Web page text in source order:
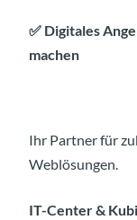
✅ Digitales
machen
Ihr Partner für
Weblösungen.
IT-Center &